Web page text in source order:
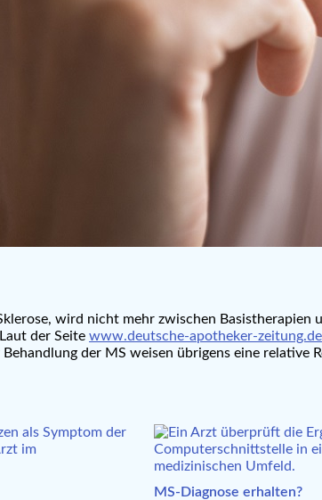
wird nicht mehr zwischen Basistherapien
der Seite www.deutsche-apotheker-zeitung.de
der MS weisen übrigens eine
MS-Diagnose erhalten?